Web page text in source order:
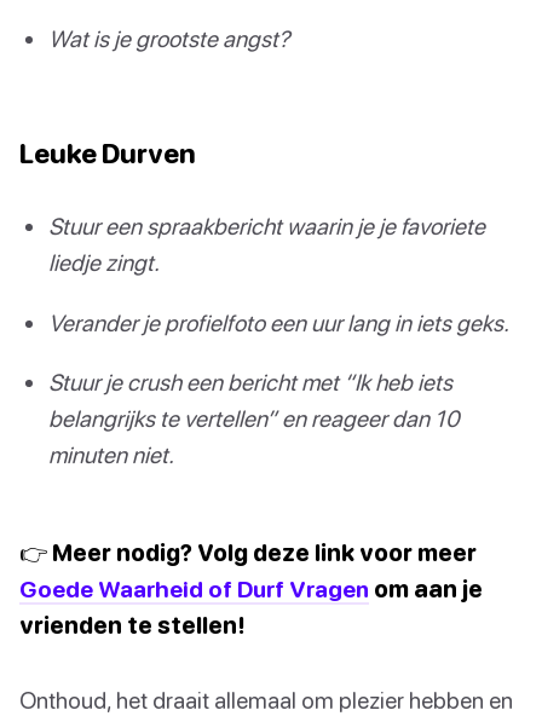
Wat is je grootste angst?
Leuke Durven
Stuur een spraakbericht waarin je je favoriete
liedje zingt.
Verander je profielfoto een uur lang in iets geks.
Stuur je crush een bericht met “Ik heb iets
belangrijks te vertellen” en reageer dan 10
minuten niet.
👉 Meer nodig? Volg deze link voor meer
Goede Waarheid of Durf Vragen om aan je
vrienden te stellen!
Onthoud, het draait allemaal om plezier hebben en